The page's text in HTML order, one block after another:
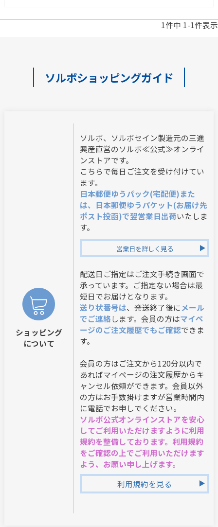
1件中 1-1件表示
ソルボショッピングガイド
ショッピング
について
ソルボ、ソルボセイン製造元の三進
興産直営のソルボ≪公式≫オンライ
ンストアです。
こちらで毎日ご注文を受け付けてい
ます。
日本郵便ゆうパック(宅配便)また
は、日本郵便ゆうパケット(お届け先
ポスト投函)で翌営業日出荷いたしま
す。
営業日を詳しく見る
配送日ご指定はご注文手続き画面で
承っています。ご指定ない場合は最
短日でお届けとなります。
送り状番号は、発送終了後にメール
でご連絡します。会員の方はマイペ
ージのご注文履歴でもご確認できま
す。
会員の方はご注文から120分以内で
あればマイページの注文履歴からキ
ャンセル依頼ができます。会員以外
の方はお手数掛けますが営業時間内
に電話でお申しでください。
ソルボ公式オンラインストアを安心
してご利用いただけますように利用
規約を整備しております。利用規約
をご確認の上でご利用いただけます
よう、お願い申し上げます。
利用規約を見る